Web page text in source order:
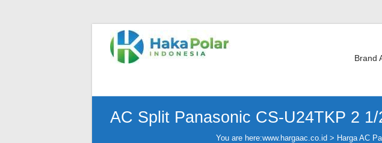
content
Telp
:
:
081919232328
Brand
AC Split Panasonic CS-U24TKP 2
You are here:www.hargaac.co.id > Harga AC